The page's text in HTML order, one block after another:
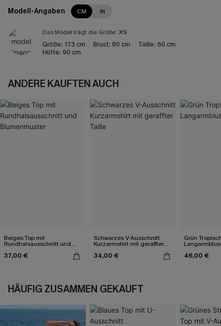
Modell-Angaben CM IN
Das Model trägt die Größe: XS
Größe: 173 cm Brust: 80 cm Taille: 60 cm
Hüfte: 90 cm
ANDERE KAUFTEN AUCH
Beiges Top mit
Rundhalsausschnitt und
37,00 €
Schwarzes V-Ausschnitt
Kurzarmshirt mit geraffter
34,00 €
Grün
46,00 €
HÄUFIG ZUSAMMEN GEKAUFT